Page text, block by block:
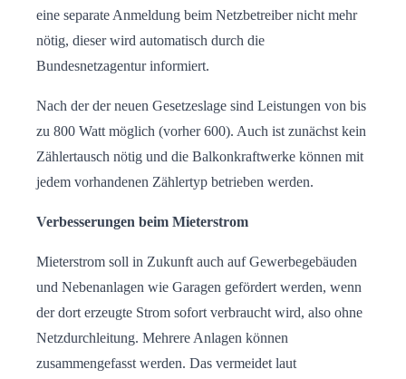
eine separate Anmeldung beim Netzbetreiber nicht mehr
nötig, dieser wird automatisch durch die
Bundesnetzagentur informiert.
Nach der der neuen Gesetzeslage sind Leistungen von bis
zu 800 Watt möglich (vorher 600). Auch ist zunächst kein
Zählertausch nötig und die Balkonkraftwerke können mit
jedem vorhandenen Zählertyp betrieben werden.
Verbesserungen beim Mieterstrom
Mieterstrom soll in Zukunft auch auf Gewerbegebäuden
und Nebenanlagen wie Garagen gefördert werden, wenn
der dort erzeugte Strom sofort verbraucht wird, also ohne
Netzdurchleitung. Mehrere Anlagen können
zusammengefasst werden. Das vermeidet laut